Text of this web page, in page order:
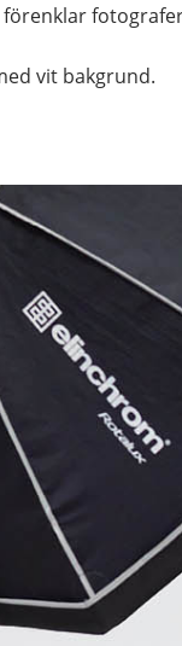
vit bakgrund.